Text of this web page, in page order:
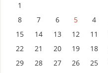
1
4
5
6
7
8
11
12
13
14
15
18
19
20
21
22
25
26
27
28
29